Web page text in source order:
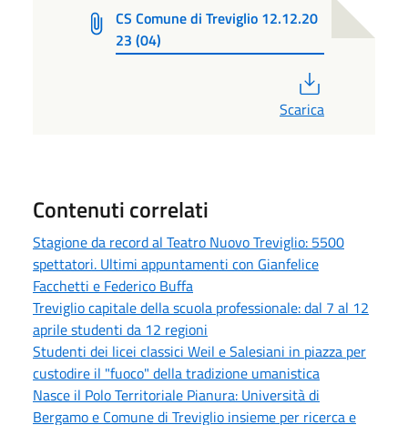
CS Comune di Treviglio 12.12.20
23 (04)
Scarica
Contenuti correlati
Stagione da record al Teatro Nuovo Treviglio: 5500
spettatori. Ultimi appuntamenti con Gianfelice
Facchetti e Federico Buffa
Treviglio capitale della scuola professionale: dal 7 al 12
aprile studenti da 12 regioni
Studenti dei licei classici Weil e Salesiani in piazza per
custodire il "fuoco" della tradizione umanistica
Nasce il Polo Territoriale Pianura: Università di
Bergamo e Comune di Treviglio insieme per ricerca e